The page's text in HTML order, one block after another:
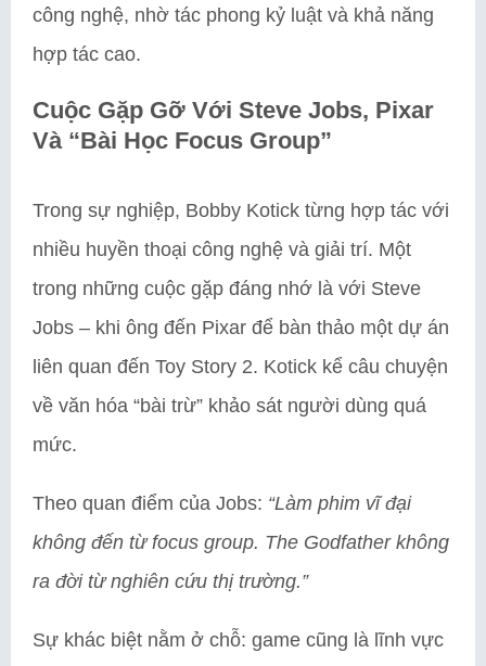
công nghệ, nhờ tác phong kỷ luật và khả năng
hợp tác cao.
Cuộc Gặp Gỡ Với Steve Jobs, Pixar
Và “Bài Học Focus Group”
Trong sự nghiệp, Bobby Kotick từng hợp tác với
nhiều huyền thoại công nghệ và giải trí. Một
trong những cuộc gặp đáng nhớ là với Steve
Jobs – khi ông đến Pixar để bàn thảo một dự án
liên quan đến Toy Story 2. Kotick kể câu chuyện
về văn hóa “bài trừ” khảo sát người dùng quá
mức.
Theo quan điểm của Jobs: “Làm phim vĩ đại
không đến từ focus group. The Godfather không
ra đời từ nghiên cứu thị trường.”
Sự khác biệt nằm ở chỗ: game cũng là lĩnh vực